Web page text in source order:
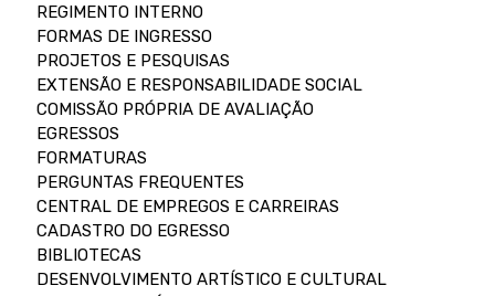
REGIMENTO INTERNO
FORMAS DE INGRESSO
PROJETOS E PESQUISAS
EXTENSÃO E RESPONSABILIDADE SOCIAL
COMISSÃO PRÓPRIA DE AVALIAÇÃO
EGRESSOS
FORMATURAS
PERGUNTAS FREQUENTES
CENTRAL DE EMPREGOS E CARREIRAS
CADASTRO DO EGRESSO
BIBLIOTECAS
DESENVOLVIMENTO ARTÍSTICO E CULTURAL